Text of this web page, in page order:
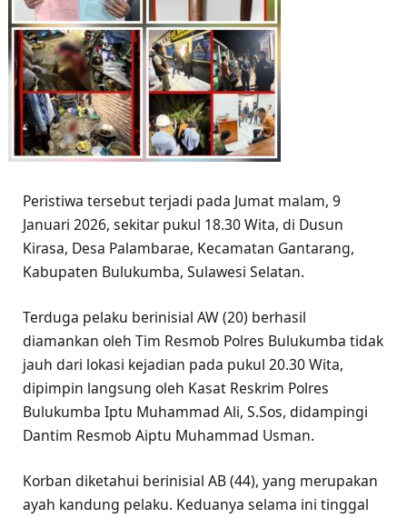
Peristiwa tersebut terjadi pada Jumat malam, 9
Januari 2026, sekitar pukul 18.30 Wita, di Dusun
Kirasa, Desa Palambarae, Kecamatan Gantarang,
Kabupaten Bulukumba, Sulawesi Selatan.
Terduga pelaku berinisial AW (20) berhasil
diamankan oleh Tim Resmob Polres Bulukumba tidak
jauh dari lokasi kejadian pada pukul 20.30 Wita,
dipimpin langsung oleh Kasat Reskrim Polres
Bulukumba Iptu Muhammad Ali, S.Sos, didampingi
Dantim Resmob Aiptu Muhammad Usman.
Korban diketahui berinisial AB (44), yang merupakan
ayah kandung pelaku. Keduanya selama ini tinggal